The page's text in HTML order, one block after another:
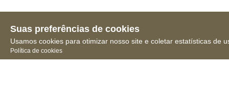
Suas preferências de cookies
Usamos cookies para otimizar nosso site e coletar estatísticas de
Política de cookies